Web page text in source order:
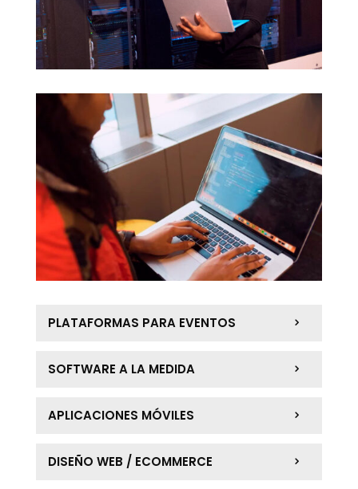
PLATAFORMAS PARA EVENTOS
SOFTWARE A LA MEDIDA
APLICACIONES MÓVILES
DISEÑO WEB / ECOMMERCE